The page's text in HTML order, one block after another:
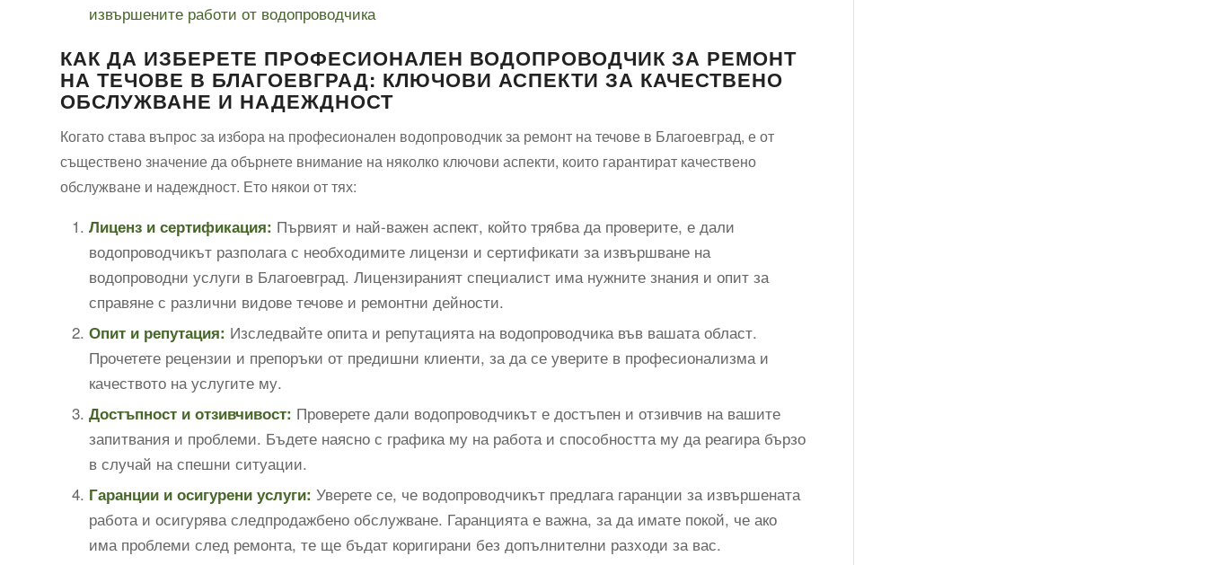
извършените работи от водопроводчика
КАК ДА ИЗБЕРЕТЕ ПРОФЕСИОНАЛЕН ВОДОПРОВОДЧИК ЗА РЕМОНТ
НА ТЕЧОВЕ В БЛАГОЕВГРАД: КЛЮЧОВИ АСПЕКТИ ЗА КАЧЕСТВЕНО
ОБСЛУЖВАНЕ И НАДЕЖДНОСТ
Когато става въпрос за избора на професионален водопроводчик за ремонт на течове в Благоевград, е от
съществено значение да обърнете внимание на няколко ключови аспекти, които гарантират качествено
обслужване и надеждност. Ето някои от тях:
Лиценз и сертификация: Първият и най-важен аспект, който трябва да проверите, е дали
водопроводчикът разполага с необходимите лицензи и сертификати за извършване на
водопроводни услуги в Благоевград. Лицензираният специалист има нужните знания и опит за
справяне с различни видове течове и ремонтни дейности.
Опит и репутация: Изследвайте опита и репутацията на водопроводчика във вашата област.
Прочетете рецензии и препоръки от предишни клиенти, за да се уверите в професионализма и
качеството на услугите му.
Достъпност и отзивчивост: Проверете дали водопроводчикът е достъпен и отзивчив на вашите
запитвания и проблеми. Бъдете наясно с графика му на работа и способността му да реагира бързо
в случай на спешни ситуации.
Гаранции и осигурени услуги: Уверете се, че водопроводчикът предлага гаранции за извършената
работа и осигурява следпродажбено обслужване. Гаранцията е важна, за да имате покой, че ако
има проблеми след ремонта, те ще бъдат коригирани без допълнителни разходи за вас.